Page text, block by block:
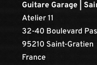
Guitare Garage |
Atelier 11
32-40 Boulevard
95210 Saint-Gratien
France